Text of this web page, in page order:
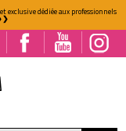
exclusive dédiée aux professionnels